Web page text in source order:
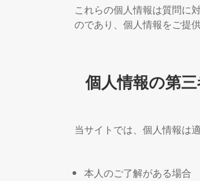
これらの個人情報は質問に
のであり、個人情報をご提
個人情報の第
当サイトでは、個人情報は
本人のご了解がある場合